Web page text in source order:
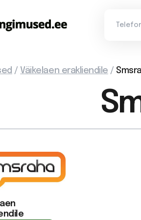
/ Väikelaen erakliendile /